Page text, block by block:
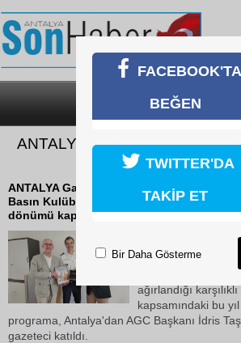
SON DAKİKA
ANTALYA VE NÜRNBERGLİ
KARDEŞLİĞİ 22
ANTALYA Gazeteciler Cemiyeti (AGC) ile
Basın Kulübü (Presseclub Nürnberg)
dönümü kapsamında Antalyalı
01 Haziran 2026
Bir yıl Nürnbergli
bir yıl Antalyalı
ağırlandığı
kapsamındaki bu
programa, Antalya'dan AGC Başkanı İdris
gazeteci katıldı.
FACEBOOK'TA
BEĞEN
TWITTER'DA
TAKİP ET
Bir Daha Gösterme